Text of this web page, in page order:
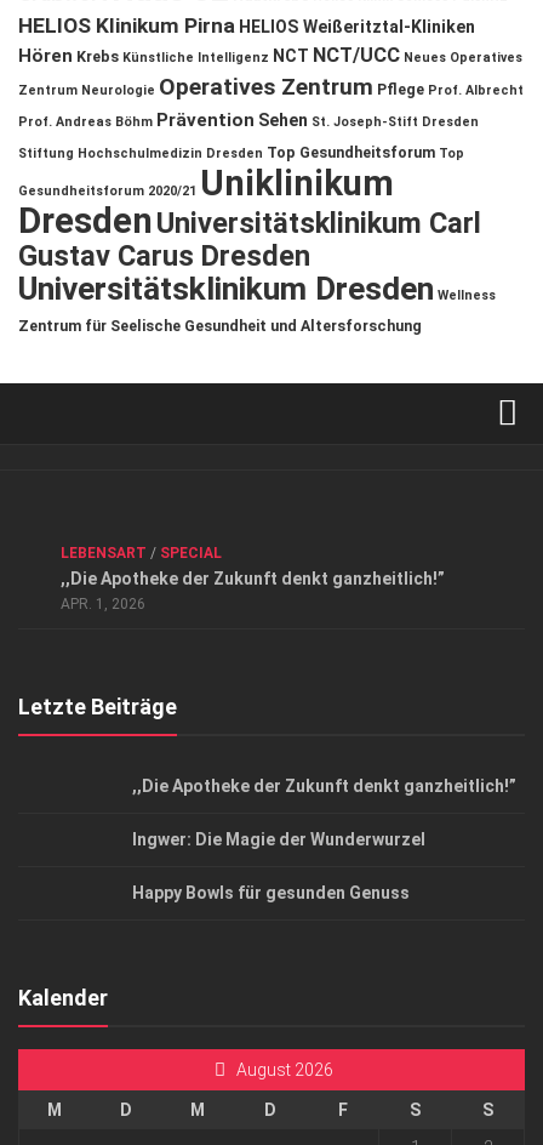
HELIOS Klinikum Pirna HELIOS Weißeritztal-Kliniken
Hören Krebs Künstliche Intelligenz NCT NCT/UCC Neues Operatives
Zentrum Neurologie Operatives Zentrum Pflege Prof. Albrecht
Prof. Andreas Böhm Prävention Sehen St. Joseph-Stift Dresden
Stiftung Hochschulmedizin Dresden Top Gesundheitsforum Top
Gesundheitsforum 2020/21 Uniklinikum
DresdenUniversitätsklinikum Carl
Gustav Carus Dresden
Universitätsklinikum Dresden Wellness
Zentrum für Seelische Gesundheit und Altersforschung
Datenschutzerklärung
Top Magazin Dresden / Ostsachsen
LEBENSART / SPECIAL
,,Die Apotheke der Zukunft denkt ganzheitlich!”
APR. 1, 2026
Letzte Beiträge
,,Die Apotheke der Zukunft denkt ganzheitlich!”
Ingwer: Die Magie der Wunderwurzel
Happy Bowls für gesunden Genuss
Kalender
August 2026
M D M D F S
S